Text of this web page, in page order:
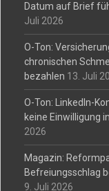
Datum auf Brief
Juli 2026
O-Ton:
chronischen
bezahlen 13. Juli
O-Ton: LinkedIn-
keine Einwilligung
2026
Magazin:
Befreiungsschlag
9. Juli 2026